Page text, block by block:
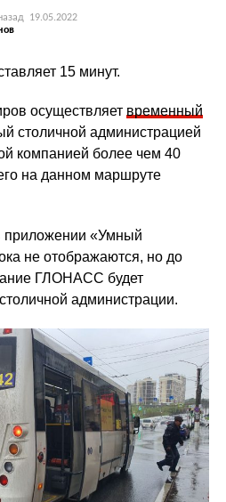
19.05.2022
15 минут.
осуществляет временный
столичной администрацией
компанией более чем 40
на данном маршруте
приложении «Умный
не отображаются, но до
ГЛОНАСС будет
администрации.